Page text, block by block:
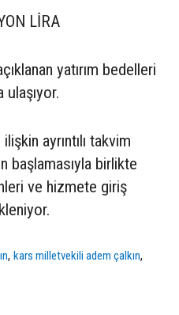
LİRA
yatırım bedelleri
ayrıntılı takvim
başlamasıyla birlikte
ve hizmete giriş
,kars milletvekili adem çalkın,